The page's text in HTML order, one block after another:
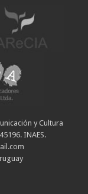
y Cultura
INAES.